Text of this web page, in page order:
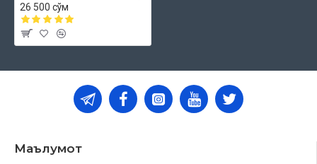
26 500 сўм
Маълумот